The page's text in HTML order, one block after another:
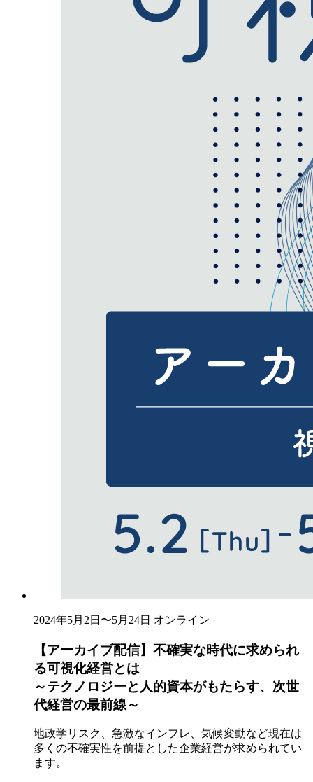
2024年5月2日〜5月24日 オンライン
【アーカイブ配信】不確実な時代に求められ
る可視化経営とは​
～テクノロジーと人的資本がもたらす、次世
代経営の最前線～
地政学リスク、急激なインフレ、気候変動など現在は
多くの不確実性を前提とした企業経営が求められてい
ます。​